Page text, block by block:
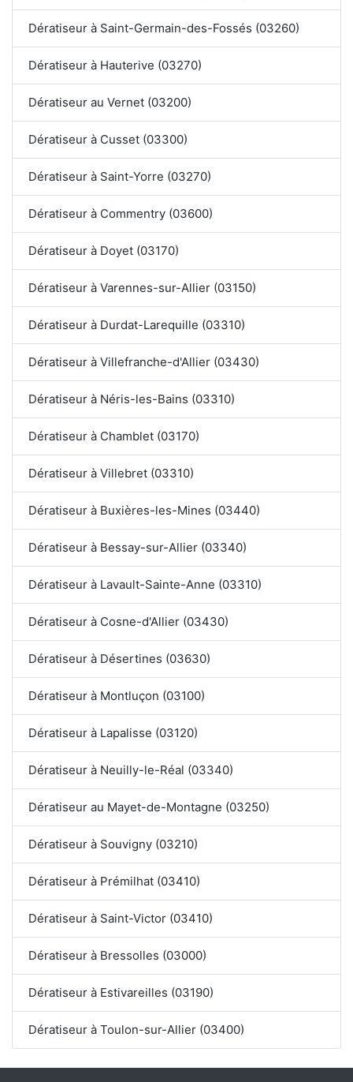
Dératiseur à Saint-Germain-des-Fossés (03260)
Dératiseur à Hauterive (03270)
Dératiseur au Vernet (03200)
Dératiseur à Cusset (03300)
Dératiseur à Saint-Yorre (03270)
Dératiseur à Commentry (03600)
Dératiseur à Doyet (03170)
Dératiseur à Varennes-sur-Allier (03150)
Dératiseur à Durdat-Larequille (03310)
Dératiseur à Villefranche-d'Allier (03430)
Dératiseur à Néris-les-Bains (03310)
Dératiseur à Chamblet (03170)
Dératiseur à Villebret (03310)
Dératiseur à Buxières-les-Mines (03440)
Dératiseur à Bessay-sur-Allier (03340)
Dératiseur à Lavault-Sainte-Anne (03310)
Dératiseur à Cosne-d'Allier (03430)
Dératiseur à Désertines (03630)
Dératiseur à Montluçon (03100)
Dératiseur à Lapalisse (03120)
Dératiseur à Neuilly-le-Réal (03340)
Dératiseur au Mayet-de-Montagne (03250)
Dératiseur à Souvigny (03210)
Dératiseur à Prémilhat (03410)
Dératiseur à Saint-Victor (03410)
Dératiseur à Bressolles (03000)
Dératiseur à Estivareilles (03190)
Dératiseur à Toulon-sur-Allier (03400)